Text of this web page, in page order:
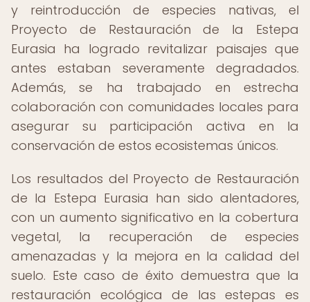
y reintroducción de especies nativas, el
Proyecto de Restauración de la Estepa
Eurasia ha logrado revitalizar paisajes que
antes estaban severamente degradados.
Además, se ha trabajado en estrecha
colaboración con comunidades locales para
asegurar su participación activa en la
conservación de estos ecosistemas únicos.
Los resultados del Proyecto de Restauración
de la Estepa Eurasia han sido alentadores,
con un aumento significativo en la cobertura
vegetal, la recuperación de especies
amenazadas y la mejora en la calidad del
suelo. Este caso de éxito demuestra que la
restauración ecológica de las estepas es